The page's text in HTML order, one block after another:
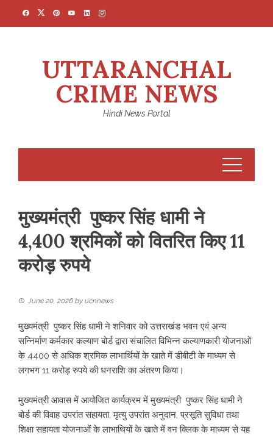
UTTARANCHAL
CRIME NEWS
Hindi News Portal
मुख्यमंत्री पुष्कर सिंह धामी ने
4,400 श्रमिकों को वितरित किए 11
करोड़ रुपये
June 20, 2026 by ucnnews
मुख्यमंत्री पुष्कर सिंह धामी ने शनिवार को उत्तराखंड भवन एवं अन्य
सन्निर्माण कर्मकार कल्याण बोर्ड द्वारा संचालित विभिन्न कल्याणकारी योजनाओं
के 4400 से अधिक श्रमिक लाभार्थियों के खाते में डीबीटी के माध्यम से
लगभग 11 करोड़ रुपये की धनराशि का अंतरण किया।
मुख्यमंत्री आवास में आयोजित कार्यक्रम में मुख्यमंत्री पुष्कर सिंह धामी ने
बोर्ड की विवाह उपरांत सहायता, मृत्यु उपरांत अनुदान, प्रसूति सुविधा तथा
शिक्षा सहायता योजनाओं के लाभाथियों के खाते में वन क्लिक के माध्यम से यह